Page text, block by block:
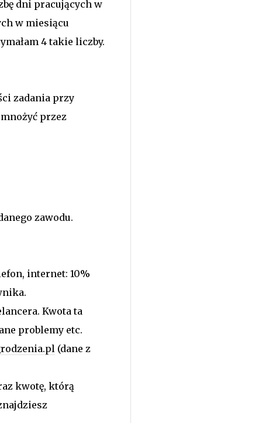
dni pracujących w
w miesiącu
4 takie liczby.
zadania przy
przez
zawodu.
internet: 10%
Kwota ta
problemy etc.
(dane z
kwotę, którą